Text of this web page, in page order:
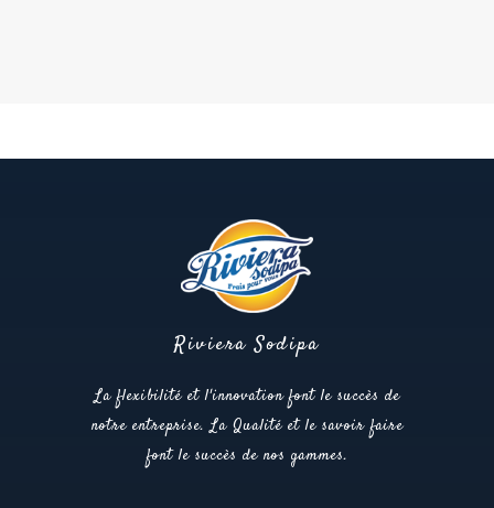
Riviera Sodipa
La flexibilité et l'innovation font le succès de
notre entreprise. La Qualité et le savoir faire
font le succès de nos gammes.